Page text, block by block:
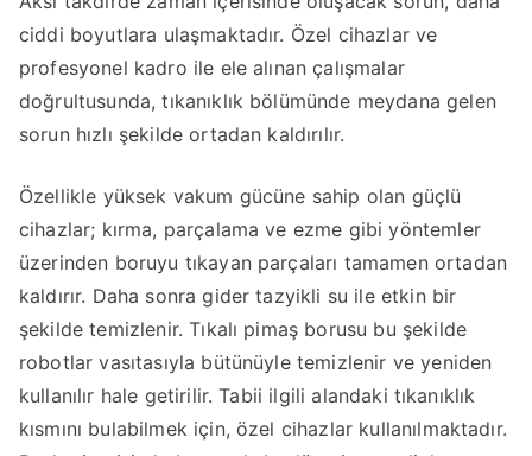
ciddi boyutlara ulaşmaktadır. Özel cihazlar ve
profesyonel kadro ile ele alınan çalışmalar
doğrultusunda, tıkanıklık bölümünde meydana gelen
sorun hızlı şekilde ortadan kaldırılır.
Özellikle yüksek vakum gücüne sahip olan güçlü
cihazlar; kırma, parçalama ve ezme gibi yöntemler
üzerinden boruyu tıkayan parçaları tamamen ortadan
kaldırır. Daha sonra gider tazyikli su ile etkin bir
şekilde temizlenir. Tıkalı pimaş borusu bu şekilde
robotlar vasıtasıyla bütünüyle temizlenir ve yeniden
kullanılır hale getirilir. Tabii ilgili alandaki tıkanıklık
kısmını bulabilmek için, özel cihazlar kullanılmaktadır.